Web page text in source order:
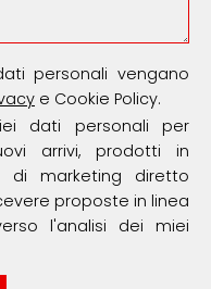
personali vengano
e Cookie Policy.
dati personali per
arrivi, prodotti in
di marketing diretto
proposte in linea
l'analisi dei miei